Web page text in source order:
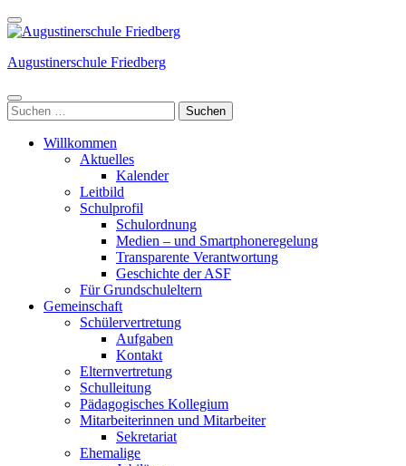
Weiter
zum
(Enter
Augustinerschule Friedberg
Suchen
nach:
Willkommen
Aktuelles
Kalender
Leitbild
Schulprofil
Schulordnung
Medien – und Smartphoneregelung
Transparente Verantwortung
Geschichte der ASF
Für Grundschuleltern
Gemeinschaft
Schülervertretung
Aufgaben
Kontakt
Elternvertretung
Schulleitung
Pädagogisches Kollegium
Mitarbeiterinnen und Mitarbeiter
Sekretariat
Ehemalige